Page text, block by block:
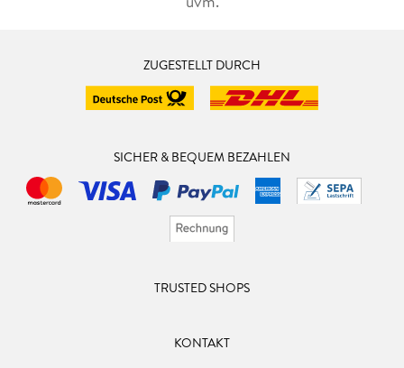
ZUGESTELLT DURCH
SICHER & BEQUEM BEZAHLEN
TRUSTED SHOPS
KONTAKT